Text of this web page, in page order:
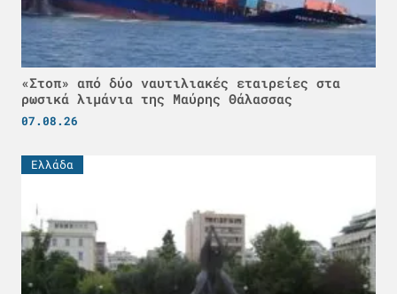
«Στοπ» από δύο ναυτιλιακές εταιρείες στα
ρωσικά λιμάνια της Μαύρης Θάλασσας
07.08.26
Ελλάδα